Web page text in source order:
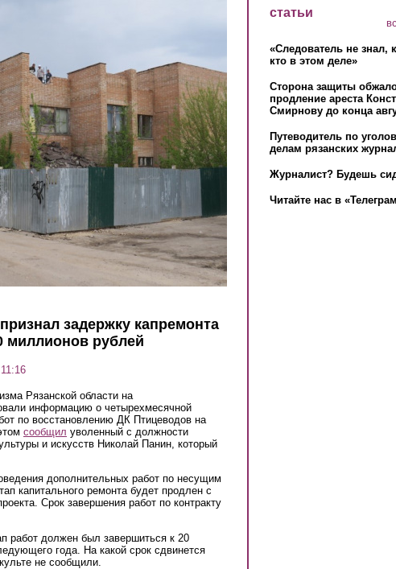
задержку капремонта
миллионов рублей
Рязанской области на
информацию о четырехмесячной
по восстановлению ДК Птицеводов на
сообщил уволенный с должности
и искусств Николай Панин, который
дополнительных работ по несущим
капитального ремонта будет продлен с
Срок завершения работ по контракту
работ должен был завершиться к 20
года. На какой срок сдвинется
не сообщили.
статьи
«Следователь не знал,
кто в этом деле»
Сторона защиты
продление ареста
Смирнову до конца
Путеводитель по
делам рязанских
Журналист? Будешь
Читайте нас в